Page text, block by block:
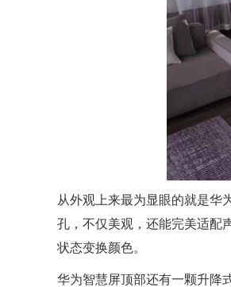
从外观上来最为显眼的就是华
孔，不仅美观，还能完美适配
状态变换颜色。
华为智慧屏顶部还有一颗升降